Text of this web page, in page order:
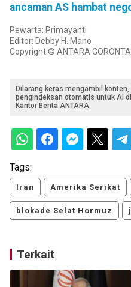
ancaman AS hambat
Pewarta: Primayanti
Editor: Debby H. Mano
Copyright © ANTARA
Dilarang keras mengambil
pengindeksan otomatis untuk AI
Kantor Berita ANTARA.
Tags:
Iran Amerika Serikat
blokade Selat Hormuz
Terkait